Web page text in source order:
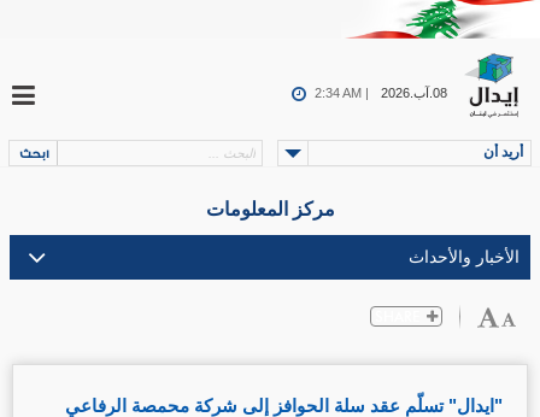
08.آب.2026 2:34 AM |
أريد أن
مركز المعلومات
"ايدال" تسلّم عقد سلة الحوافز إلى شركة محمصة الرفاعي